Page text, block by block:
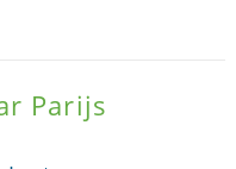
Parijs